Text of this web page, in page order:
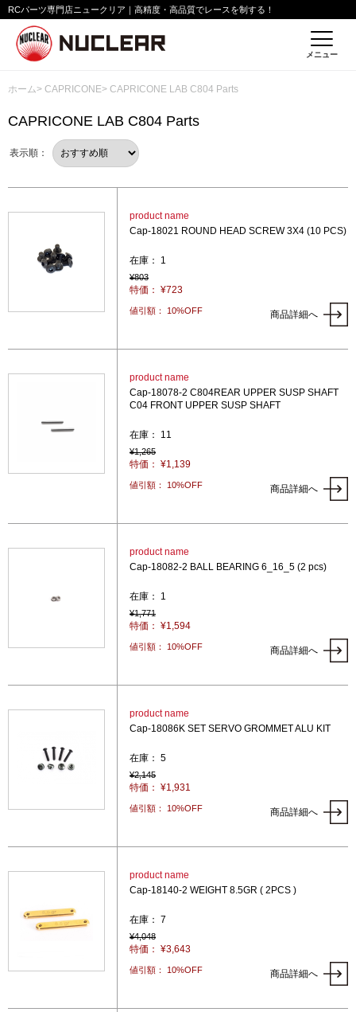
RCパーツ専門店ニュークリア｜高精度・高品質でレースを制する！
メニュー
ホーム> CAPRICONE> CAPRICONE LAB C804 Parts
CAPRICONE LAB C804 Parts
表示順：
product name
Cap-18021 ROUND HEAD SCREW 3X4 (10 PCS)
在庫： 1
¥803
特価： ¥723
値引額： 10%OFF 商品詳細へ
product name
Cap-18078-2 C804REAR UPPER SUSP SHAFT
C04 FRONT UPPER SUSP SHAFT
在庫： 11
¥1,265
特価： ¥1,139
値引額： 10%OFF 商品詳細へ
product name
Cap-18082-2 BALL BEARING 6_16_5 (2 pcs)
在庫： 1
¥1,771
特価： ¥1,594
値引額： 10%OFF 商品詳細へ
product name
Cap-18086K SET SERVO GROMMET ALU KIT
在庫： 5
¥2,145
特価： ¥1,931
値引額： 10%OFF 商品詳細へ
product name
Cap-18140-2 WEIGHT 8.5GR ( 2PCS )
在庫： 7
¥4,048
特価： ¥3,643
値引額： 10%OFF 商品詳細へ